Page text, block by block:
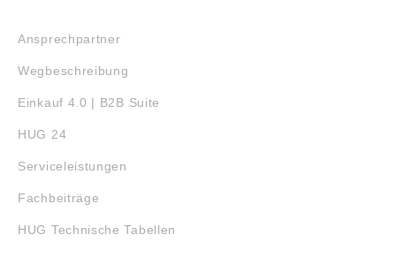
Ansprechpartner
Wegbeschreibung
Einkauf 4.0 | B2B Suite
HUG 24
Serviceleistungen
Fachbeiträge
HUG Technische Tabellen